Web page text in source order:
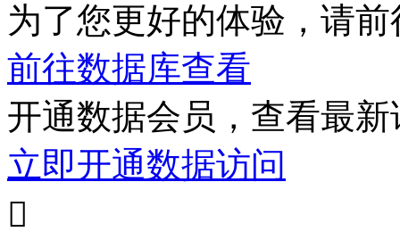
为了您更好的体验，请
前往数据库查看
开通数据会员，查看最
立即开通数据访问
